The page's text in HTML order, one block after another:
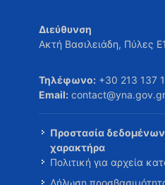
Διεύθυνση
Ακτή Βασιλειάδη, Πύλες
Τηλέφωνο: +30 213 137
Email: contact@yna.gov.gr
Προστασία
χαρακτήρα
Πολιτική για αρχεία